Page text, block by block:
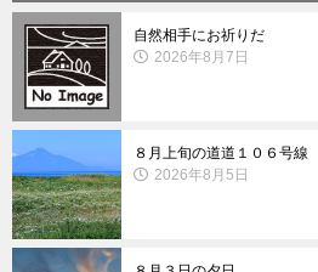
自然相手にお祈りだ
2026年8月7日
８月上旬の道道１０６号線
2026年8月5日